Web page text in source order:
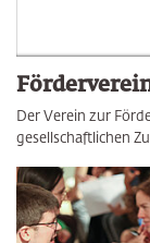
Der Verein zur
gesellschaftlichen